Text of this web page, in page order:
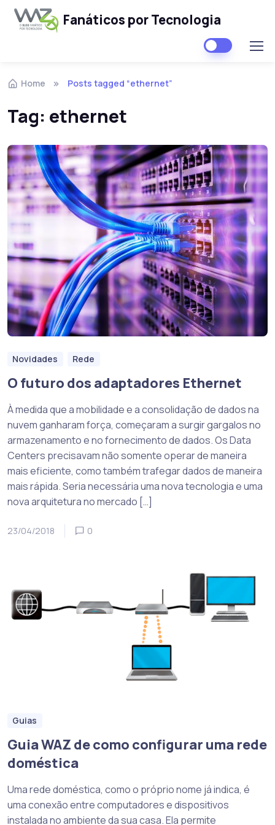
Fanáticos por Tecnologia
Home Posts tagged “ethernet”
Tag: ethernet
Novidades Rede
O futuro dos adaptadores Ethernet
À medida que a mobilidade e a consolidação de dados na
nuvem ganharam força, começaram a surgir gargalos no
armazenamento e no fornecimento de dados. Os Data
Centers precisavam não somente operar de maneira
mais eficiente, como também trafegar dados de maneira
mais rápida. Seria necessária uma nova tecnologia e uma
nova arquitetura no mercado […]
23/04/2018 0
Guias
Guia WAZ de como configurar uma rede
doméstica
Uma rede doméstica, como o próprio nome já indica, é
uma conexão entre computadores e dispositivos
instalada no ambiente da sua casa. Ela permite